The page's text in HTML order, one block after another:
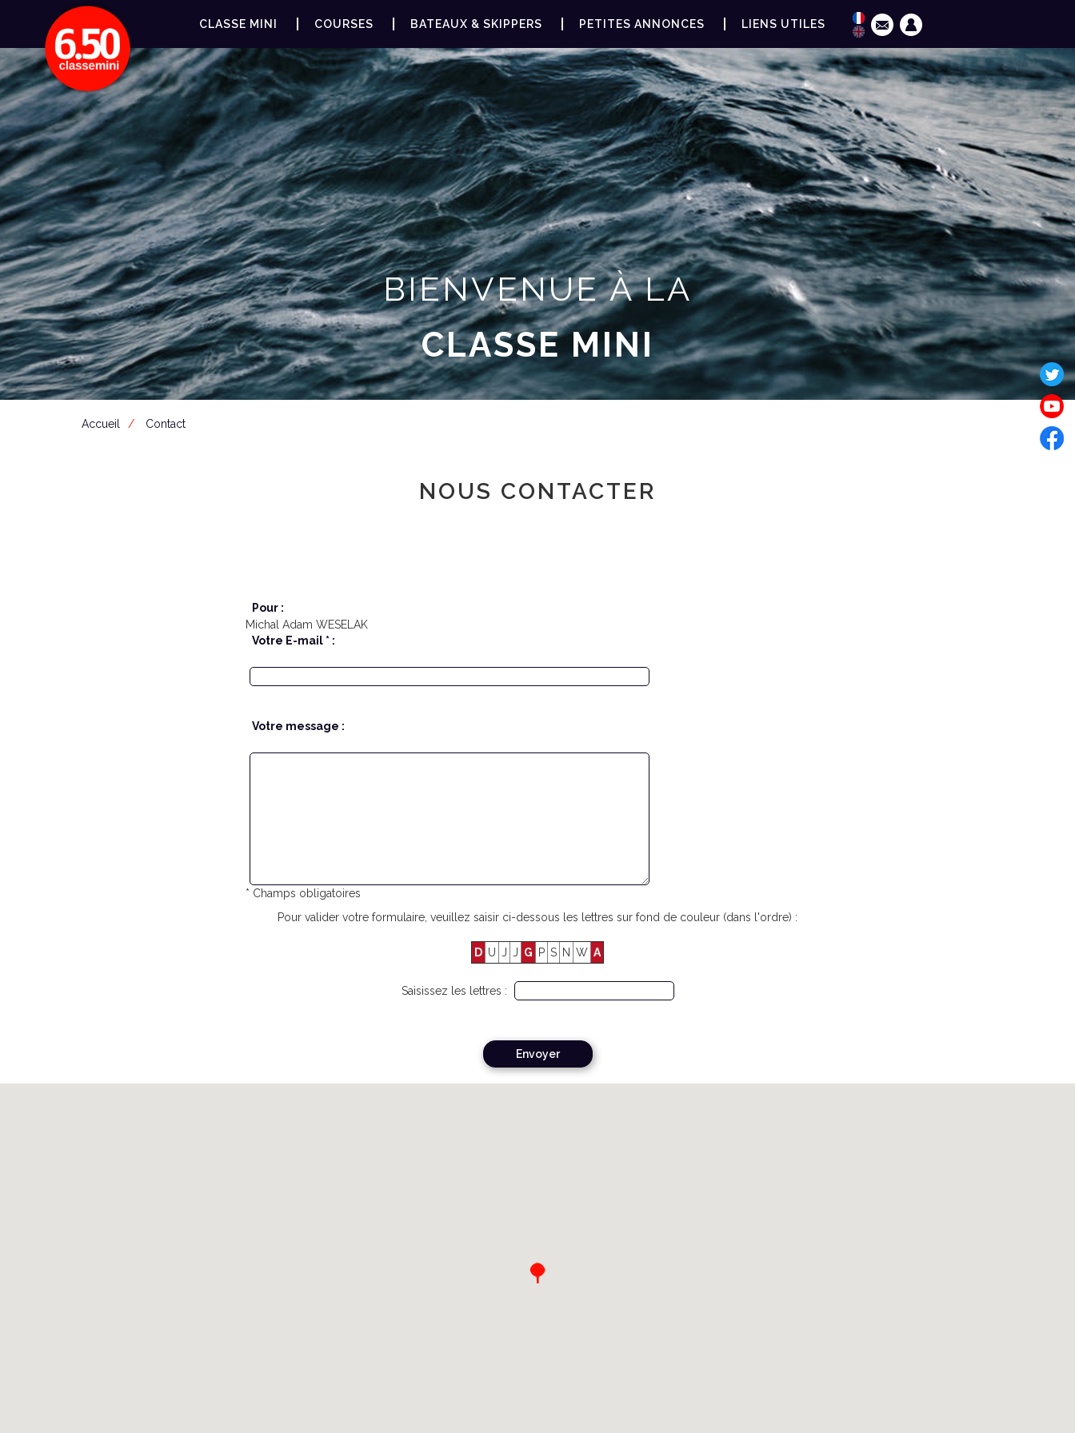
CLASSE MINI COURSES BATEAUX & SKIPPERS PETITES ANNONCES LIENS UTILES
BIENVENUE À LA
CLASSE MINI
Accueil Contact
NOUS CONTACTER
Pour :
Michal Adam WESELAK
Votre E-mail * :
Votre message :
* Champs obligatoires
Pour valider votre formulaire, veuillez saisir ci-dessous les lettres sur fond de couleur (dans l'ordre) :
D U J J G P S N W A
Saisissez les lettres :